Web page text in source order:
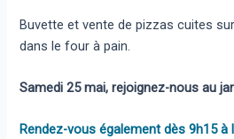
Buvette et vente de pizzas cuites
dans le four à pain.
Samedi 25 mai, rejoignez-nous au
Rendez-vous également dès 9h15 à